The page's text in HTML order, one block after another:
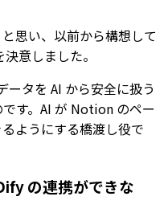
思い、以前から構想して
意しました。
タを AI から安全に扱う
す。AI が Notion のペー
ようにする橋渡し役で
の連携ができな